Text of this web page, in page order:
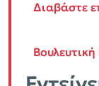
Διαβάστε